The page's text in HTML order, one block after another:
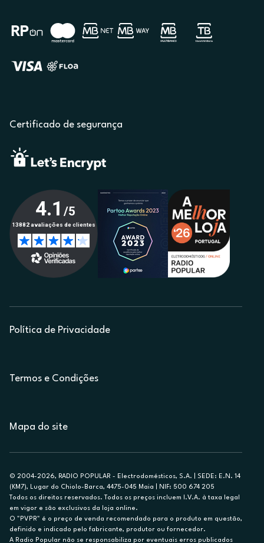
Certificado de segurança
Política de Privacidade
Termos e Condições
Mapa do site
© 2004-2026, RADIO POPULAR - Electrodomésticos, S.A. | SEDE: E.N. 14
(KM7), Lugar do Chiolo-Barca, 4475-045 Maia | NIF: 500 674 205
Todos os direitos reservados. Todos os preços incluem I.V.A. à taxa legal
em vigor e são exclusivos da loja online.
O "PVPR" é o preço de venda recomendado para o produto em questão,
definido e indicado pelo fabricante, produtor ou fornecedor.
A Radio Popular não se responsabiliza por eventuais erros publicados